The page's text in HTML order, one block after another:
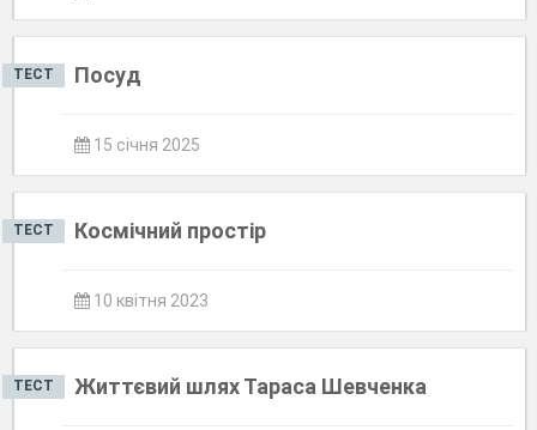
ТЕСТ Посуд
15 січня 2025
ТЕСТ Космічний простір
10 квітня 2023
ТЕСТ Життєвий шлях Тараса Шевченка